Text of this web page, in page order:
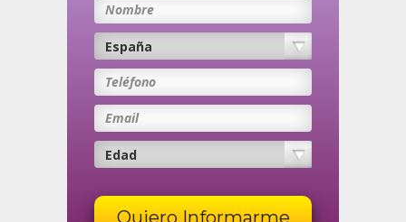
Nombre
Teléfono
Email